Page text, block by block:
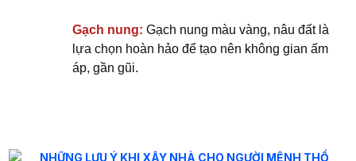
Gạch nung: Gạch nung màu vàng, nâu đất là
lựa chọn hoàn hảo để tạo nên không gian ấm
áp, gần gũi.